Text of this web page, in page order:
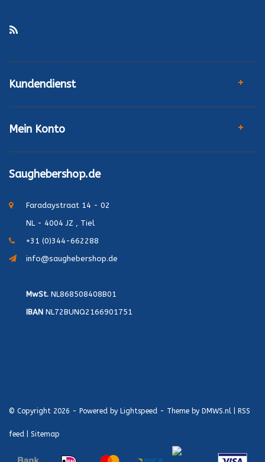
Kundendienst
Mein Konto
Saughebershop.de
Faradaystraat 14 - 02
NL - 4004 JZ , Tiel
+31 (0)344-662288
info@saughebershop.de
MwSt. NL868508408B01
IBAN NL72BUNQ2166901751
© Copyright 2026 - Powered by Lightspeed - Theme by DMWS.nl RSS
feed Sitemap